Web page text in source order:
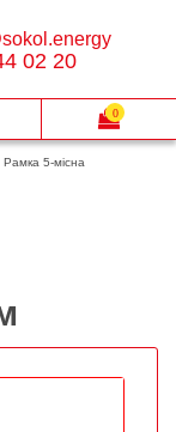
Рамка 5-місна
02 20
0